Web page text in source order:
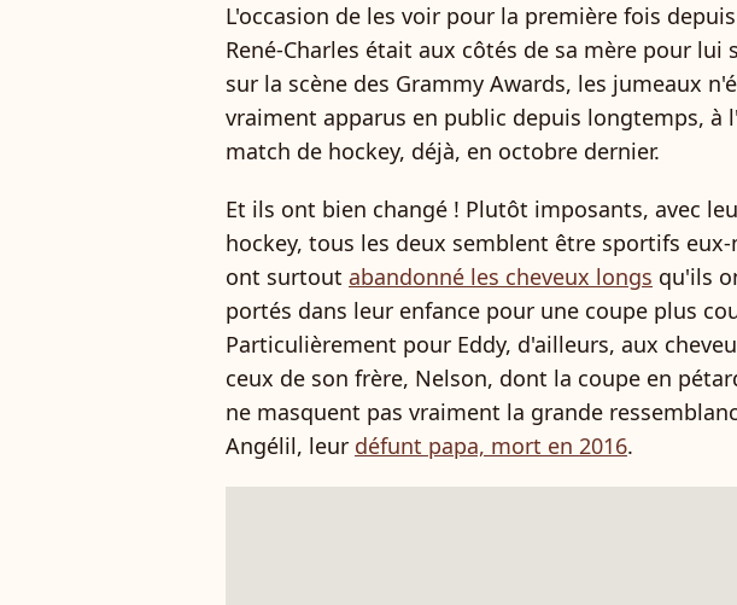
L'occasion de les voir pour la première fois
René-Charles était aux côtés de sa mère pour lui
sur la scène des Grammy Awards, les jumeaux
vraiment apparus en public depuis longtemps, à
match de hockey, déjà, en octobre dernier.
Et ils ont bien changé ! Plutôt imposants, avec
hockey, tous les deux semblent être sportifs
ont surtout abandonné les cheveux longs qu'ils
portés dans leur enfance pour une coupe plus
Particulièrement pour Eddy, d'ailleurs, aux
ceux de son frère, Nelson, dont la coupe en
ne masquent pas vraiment la grande
Angélil, leur défunt papa, mort en 2016.